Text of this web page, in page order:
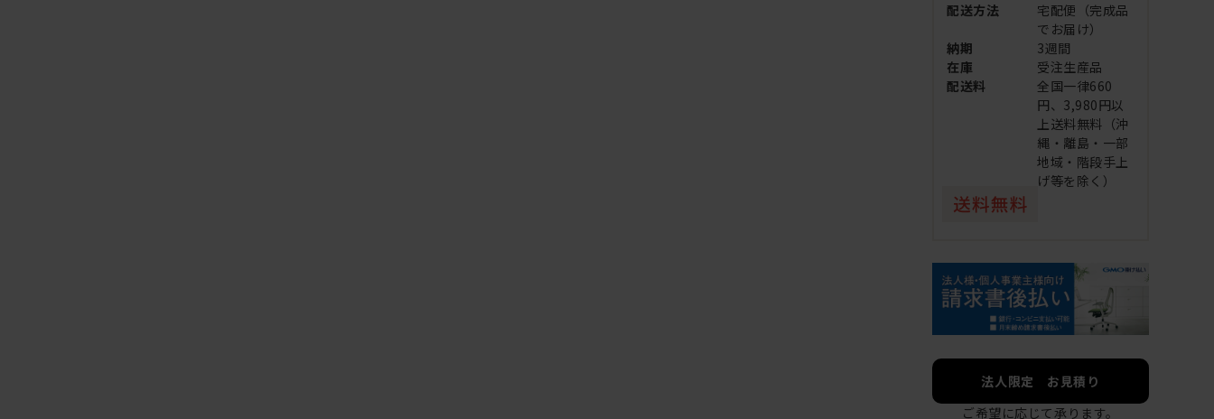
配送方法
宅配便（完成品
でお届け）
納期
3週間
在庫
受注生産品
配送料
全国一律660
円、3,980円以
上送料無料（沖
縄・離島・一部
地域・階段手上
げ等を除く）
法人限定 お見積り
ご希望に応じて承ります。